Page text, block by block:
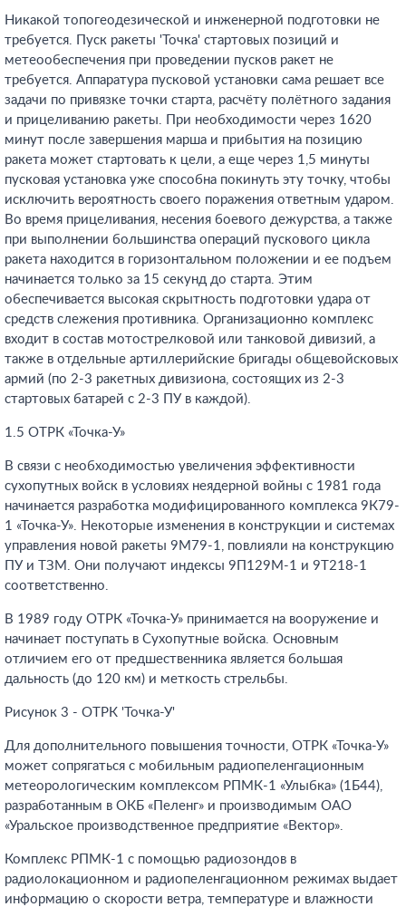
Никакой топогеодезической и инженерной подготовки не
требуется. Пуск ракеты 'Точка' стартовых позиций и
метеообеспечения при проведении пусков ракет не
требуется. Аппаратура пусковой установки сама решает все
задачи по привязке точки старта, расчёту полётного задания
и прицеливанию ракеты. При необходимости через 1620
минут после завершения марша и прибытия на позицию
ракета может стартовать к цели, а еще через 1,5 минуты
пусковая установка уже способна покинуть эту точку, чтобы
исключить вероятность своего поражения ответным ударом.
Во время прицеливания, несения боевого дежурства, а также
при выполнении большинства операций пускового цикла
ракета находится в горизонтальном положении и ее подъем
начинается только за 15 секунд до старта. Этим
обеспечивается высокая скрытность подготовки удара от
средств слежения противника. Организационно комплекс
входит в состав мотострелковой или танковой дивизий, а
также в отдельные артиллерийские бригады общевойсковых
армий (по 2-3 ракетных дивизиона, состоящих из 2-3
стартовых батарей с 2-3 ПУ в каждой).
1.5 ОТРК «Точка-У»
В связи с необходимостью увеличения эффективности
сухопутных войск в условиях неядерной войны с 1981 года
начинается разработка модифицированного комплекса 9К79-
1 «Точка-У». Некоторые изменения в конструкции и системах
управления новой ракеты 9M79-1, повлияли на конструкцию
ПУ и ТЗМ. Они получают индексы 9П129М-1 и 9Т218-1
соответственно.
В 1989 году ОТРК «Точка-У» принимается на вооружение и
начинает поступать в Сухопутные войска. Основным
отличием его от предшественника является большая
дальность (до 120 км) и меткость стрельбы.
Рисунок 3 - ОТРК 'Точка-У'
Для дополнительного повышения точности, ОТРК «Точка-У»
может сопрягаться с мобильным радиопеленгационным
метеорологическим комплексом РПМК-1 «Улыбка» (1Б44),
разработанным в ОКБ «Пеленг» и производимым ОАО
«Уральское производственное предприятие «Вектор».
Комплекс РПМК-1 с помощью радиозондов в
радиолокационном и радиопеленгационном режимах выдает
информацию о скорости ветра, температуре и влажности